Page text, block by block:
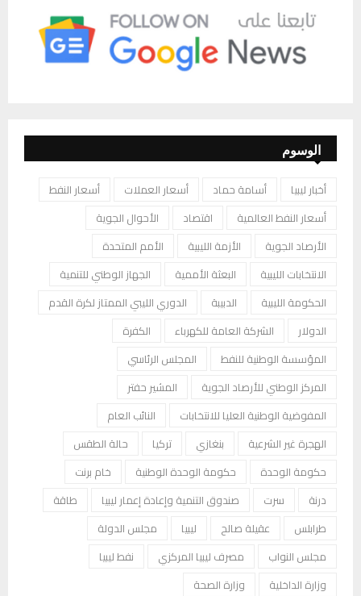
الوسوم
أخبار ليبيا أسامة حماد أسعار العملات
أسعار النفط
أسعار النفط العالمية
اقتصاد
الأحوال الجوية
الأرصاد الجوية
الأزمة الليبية
الأمم المتحدة
الانتخابات الليبية
البعثة الأممية
الجهاز الوطني للتنمية
الحكومة الليبية
الدبيبة
الدوري الليبي الممتاز لكرة القدم
الدولار
الشركة العامة للكهرباء
الكفرة
المؤسسة الوطنية للنفط
المجلس الرئاسي
المركز الوطني للأرصاد الجوية
المشير حفتر
المفوضية الوطنية العليا للانتخابات
النائب العام
الهجرة غير الشرعية
بنغازي تركيا
حالة الطقس
حكومة الوحدة
حكومة الوحدة الوطنية
خام برنت
درنة
سرت صندوق التنمية وإعادة إعمار ليبيا
طاقة
طرابلس
عقيلة صالح ليبيا
مجلس الدولة
مجلس النواب
مصرف ليبيا المركزي
نفط ليبيا
وزارة الداخلية
وزارة الصحة